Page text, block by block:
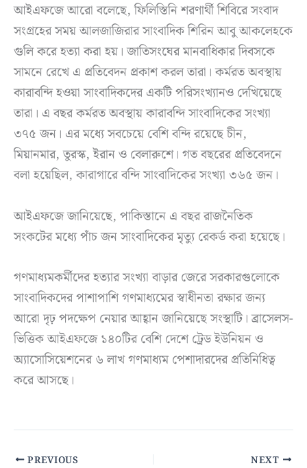
আইএফজে আরো বলেছে, ফিলিস্তিনি শরণার্থী শিবিরে সংবাদ
সংগ্রহের সময় আলজাজিরার সাংবাদিক শিরিন আবু আকলেহকে
গুলি করে হত্যা করা হয়। জাতিসংঘের মানবাধিকার দিবসকে
সামনে রেখে এ প্রতিবেদন প্রকাশ করল তারা। কর্মরত অবস্থায়
কারাবন্দি হওয়া সাংবাদিকদের একটি পরিসংখ্যানও দেখিয়েছে
তারা। এ বছর কর্মরত অবস্থায় কারাবন্দি সাংবাদিকের সংখ্যা
৩৭৫ জন। এর মধ্যে সবচেয়ে বেশি বন্দি রয়েছে চীন,
মিয়ানমার, তুরস্ক, ইরান ও বেলারুশে। গত বছরের প্রতিবেদনে
বলা হয়েছিল, কারাগারে বন্দি সাংবাদিকের সংখ্যা ৩৬৫ জন।
আইএফজে জানিয়েছে, পাকিস্তানে এ বছর রাজনৈতিক
সংকটের মধ্যে পাঁচ জন সাংবাদিকের মৃত্যু রেকর্ড করা হয়েছে।
গণমাধ্যমকর্মীদের হত্যার সংখ্যা বাড়ার জেরে সরকারগুলোকে
সাংবাদিকদের পাশাপাশি গণমাধ্যমের স্বাধীনতা রক্ষার জন্য
আরো দৃঢ় পদক্ষেপ নেয়ার আহ্বান জানিয়েছে সংস্থাটি। ব্রাসেলস-
ভিত্তিক আইএফজে ১৪০টির বেশি দেশে ট্রেড ইউনিয়ন ও
অ্যাসোসিয়েশনের ৬ লাখ গণমাধ্যম পেশাদারদের প্রতিনিধিত্ব
করে আসছে।
PREVIOUS NEXT